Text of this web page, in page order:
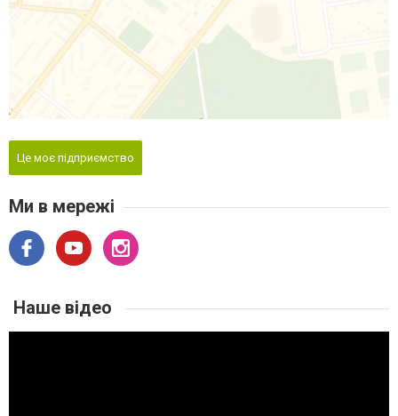
Це моє підприємство
Ми в мережі
Наше відео